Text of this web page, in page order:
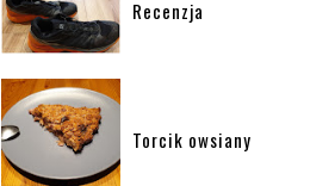
Recenzja
Torcik owsiany